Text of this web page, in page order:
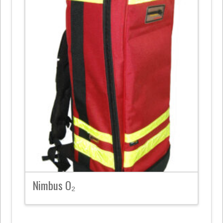
Nimbus O₂